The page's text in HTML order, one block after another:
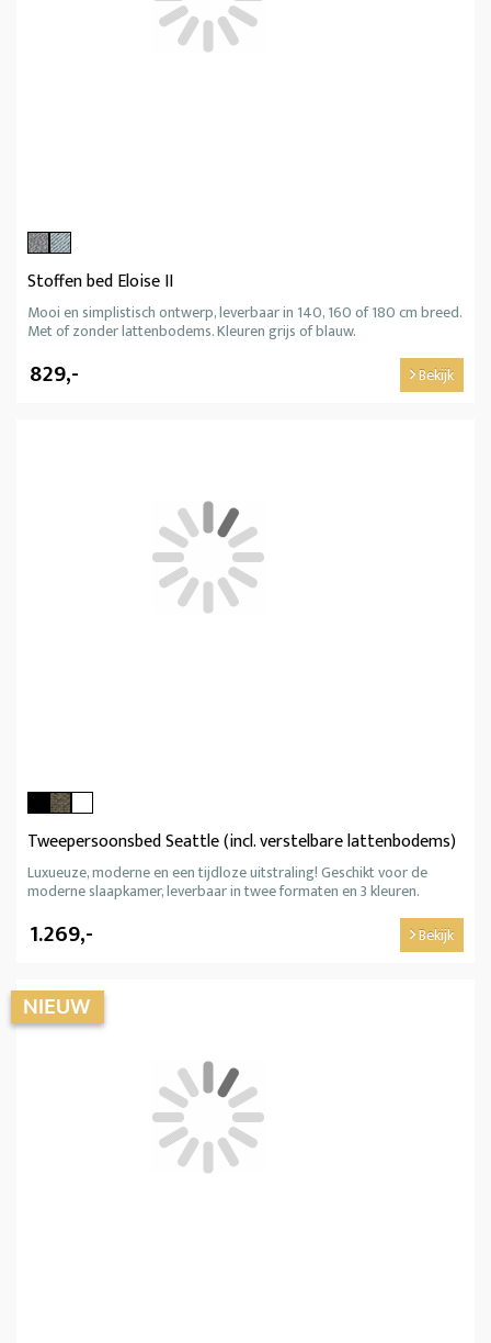
Stoffen bed Eloise II
Mooi en simplistisch ontwerp, leverbaar in 140, 160 of 180 cm breed.
Met of zonder lattenbodems. Kleuren grijs of blauw.
829,- Bekijk
Tweepersoonsbed Seattle (incl. verstelbare lattenbodems)
Luxueuze, moderne en een tijdloze uitstraling! Geschikt voor de
moderne slaapkamer, leverbaar in twee formaten en 3 kleuren.
1.269,- Bekijk